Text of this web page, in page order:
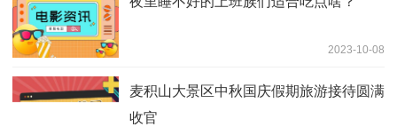
2023-10-08
麦积山大景区中秋国庆假期旅游接待圆满
收官